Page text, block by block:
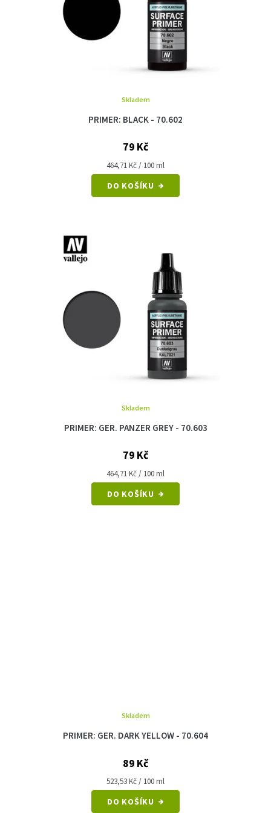
PRIMER: BLACK - 70.602
Skladem
79 Kč
Měrná
cena:
464,71 Kč / 100 ml
DO KOŠÍKU
PRIMER: GER. PANZER GREY - 70.603
Skladem
79 Kč
Měrná
cena:
464,71 Kč / 100 ml
DO KOŠÍKU
PRIMER: GER. DARK YELLOW - 70.604
Skladem
89 Kč
Měrná
cena:
523,53 Kč / 100 ml
DO KOŠÍKU